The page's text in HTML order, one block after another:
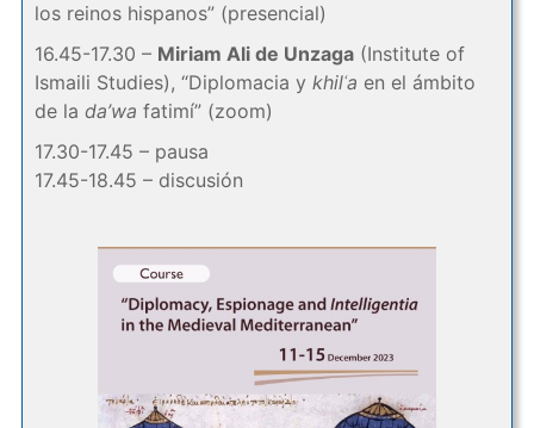
los reinos hispanos” (presencial)
16.45-17.30 – Miriam Ali de Unzaga(Institute of
Ismaili Studies), “Diplomacia y khilʿa en el ámbito
de la da’wa fatimí” (zoom)
17.30-17.45 – pausa
17.45-18.45 – discusión